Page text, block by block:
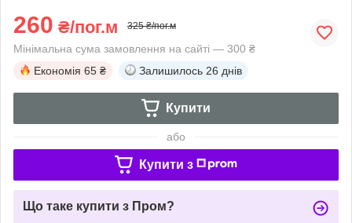
260 ₴/пог.м 325 ₴/пог.м
Мінімальна сума замовлення на сайті — 300 ₴
Економія 65 ₴ Залишилось 26 днів
Купити
або
Купити з
Що таке купити з Пром?